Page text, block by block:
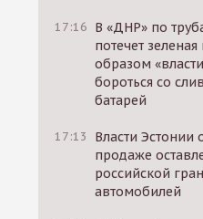
17:16 В «ДНР» по
потечет
образом
бороться со
батарей
17:13
Власти Эстонии
продаже
российской
автомобилей